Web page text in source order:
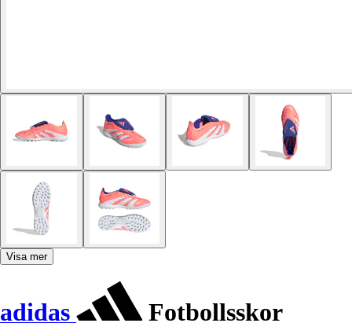
Visa mer
adidas
Fotbollsskor